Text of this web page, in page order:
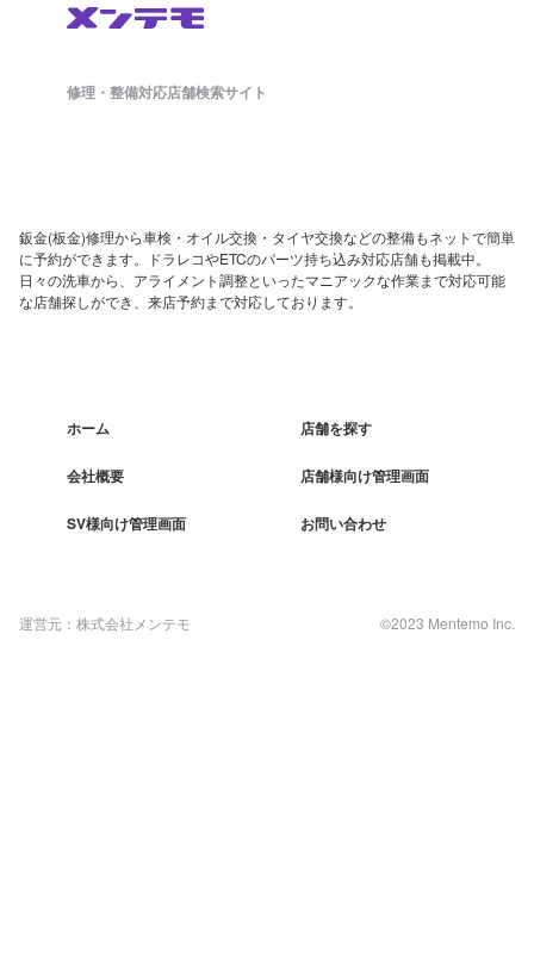
修理・整備対応店舗検索サイト
鈑金(板金)修理から車検・オイル交換・タイヤ交換などの整備もネットで簡単
に予約ができます。ドラレコやETCのパーツ持ち込み対応店舗も掲載中。
日々の洗車から、アライメント調整といったマニアックな作業まで対応可能
な店舗探しができ、来店予約まで対応しております。
ホーム 店舗を探す
会社概要 店舗様向け管理画面
SV様向け管理画面 お問い合わせ
運営元：株式会社メンテモ ©2023 Mentemo Inc.